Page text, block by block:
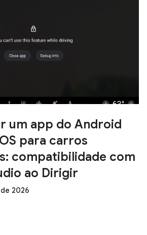
um app do Android
para carros
compatibilidade com
ao Dirigir
2026